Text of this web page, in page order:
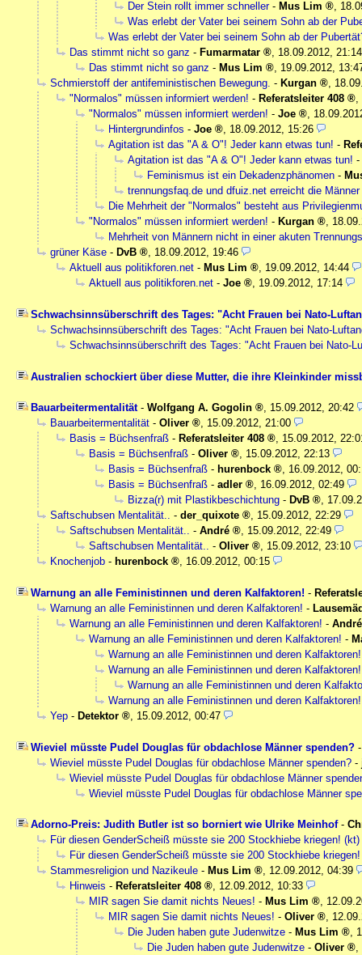
Der Stein rollt immer schneller- Mus Lim ,
Was erlebt der Vater bei seinem Sohn ab der
Was erlebt der Vater bei seinem Sohn ab der
Das stimmt nicht so ganz - Fumarmatar , 18.09.2012, 21:14
Das stimmt nicht so ganz - Mus Lim , 19.09.2012,
Schmierstoff der antifeministischen Bewegung. - Kurgan ,
"Normalos" müssen informiert werden! - Referatsleiter 408
,
"Normalos" müssen informiert werden! - Joe ,
Hintergrundinfos - Joe , 18.09.2012, 15:26
Agitation ist das "A & O"! Jeder kann etwas tun! -
Agitation ist das "A & O"! Jeder kann etwas tun! -
Feminismus ist ein Dekadenzphänomen -
trennungsfaq.de und dfuiz.net erreicht die
Die Mehrheit der "Normalos" besteht aus
"Normalos" müssen informiert werden! - Kurgan ,
Mehrheit von Männern nicht in einer akuten
grüner Käse - DvB , 18.09.2012, 19:46
Aktuell aus politikforen.net - Mus Lim , 19.09.2012, 14:44
Aktuell aus politikforen.net - Joe , 19.09.2012, 17:14
Schwachsinnsüberschrift des Tages: "Acht Frauen bei Nato-
Schwachsinnsüberschrift des Tages: "Acht Frauen bei Nato-
Schwachsinnsüberschrift des Tages: "Acht Frauen bei Nato-
Australien schockiert über diese Mutter, die ihre Kleinkinder
Bauarbeitermentalität- Wolfgang A. Gogolin , 15.09.2012, 20:42
Bauarbeitermentalität - Oliver , 15.09.2012, 21:00
Basis = Büchsenfraß - Referatsleiter 408 , 15.09.2012,
Basis = Büchsenfraß - Oliver , 15.09.2012, 22:13
Basis = Büchsenfraß - hurenbock , 16.09.2012,
Basis = Büchsenfraß - adler , 16.09.2012, 02:49
Bizza(r) mit Plastikbeschichtung - DvB ,
Saftschubsen Mentalität.. - der_quixote , 15.09.2012, 22:29
Saftschubsen Mentalität.. - André , 15.09.2012, 22:49
Saftschubsen Mentalität.. - Oliver , 15.09.2012, 23:10
Knochenjob - hurenbock , 16.09.2012, 00:15
Warnung an alle Feministinnen und deren Kalfaktoren! -
Warnung an alle Feministinnen und deren Kalfaktoren! -
Warnung an alle Feministinnen und deren Kalfaktoren! - André
Warnung an alle Feministinnen und deren Kalfaktoren! -
Warnung an alle Feministinnen und deren Kalfaktoren!
Warnung an alle Feministinnen und deren Kalfaktoren!
Warnung an alle Feministinnen und deren
Warnung an alle Feministinnen und deren Kalfaktoren!
Yep - Detektor 15.09.2012, 00:47
Wieviel müsste Pudel Douglas für obdachlose Männer spenden?
Wieviel müsste Pudel Douglas für obdachlose Männer spenden? -
Wieviel müsste Pudel Douglas für obdachlose Männer
Wieviel müsste Pudel Douglas für obdachlose Männer
Adorno-Preis: Judith Butler ist so borniert wie Ulrike Meinhof-
Für diesen GenderScheiß müsste sie 200 Stockhiebe kriegen! (kt)
Für diesen GenderScheiß müsste sie 200 Stockhiebe kriegen!
Stammesreligion und Nazikeule - Mus Lim , 12.09.2012, 04:39
Hinweis - Referatsleiter 408 , 12.09.2012, 10:33
MIR sagen Sie damit nichts Neues! - Mus Lim ,
MIR sagen Sie damit nichts Neues! - Oliver ,
Die Juden haben gute Judenwitze - Mus Lim ,
Die Juden haben gute Judenwitze - Oliver
,